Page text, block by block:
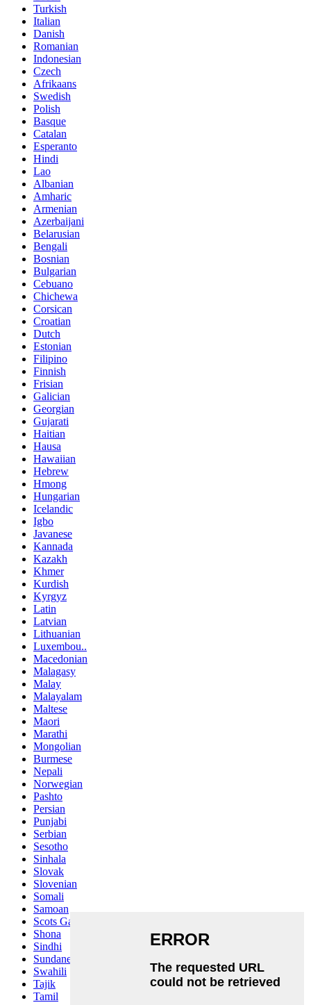
Turkish
Italian
Danish
Romanian
Indonesian
Czech
Afrikaans
Swedish
Polish
Basque
Catalan
Esperanto
Hindi
Lao
Albanian
Amharic
Armenian
Azerbaijani
Belarusian
Bengali
Bosnian
Bulgarian
Cebuano
Chichewa
Corsican
Croatian
Dutch
Estonian
Filipino
Finnish
Frisian
Galician
Georgian
Gujarati
Haitian
Hausa
Hawaiian
Hebrew
Hmong
Hungarian
Icelandic
Igbo
Javanese
Kannada
Kazakh
Khmer
Kurdish
Kyrgyz
Latin
Latvian
Lithuanian
Luxembou..
Macedonian
Malagasy
Malay
Malayalam
Maltese
Maori
Marathi
Mongolian
Burmese
Nepali
Norwegian
Pashto
Persian
Punjabi
Serbian
Sesotho
Sinhala
Slovak
Slovenian
Somali
Samoan
Scots Gaelic
Shona
Sindhi
Sundanese
Swahili
Tajik
Tamil